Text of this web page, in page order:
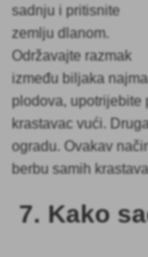
sadnju i pritisnite
zemlju dlanom.
Održavajte razmak
između biljaka
plodova, upotrijebite
krastavac vući.
ogradu. Ovakav
berbu samih
7. Kako